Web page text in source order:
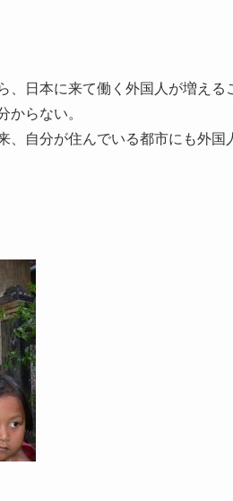
日本に来て働く外国人が増える
からない。
、自分が住んでいる都市にも外国